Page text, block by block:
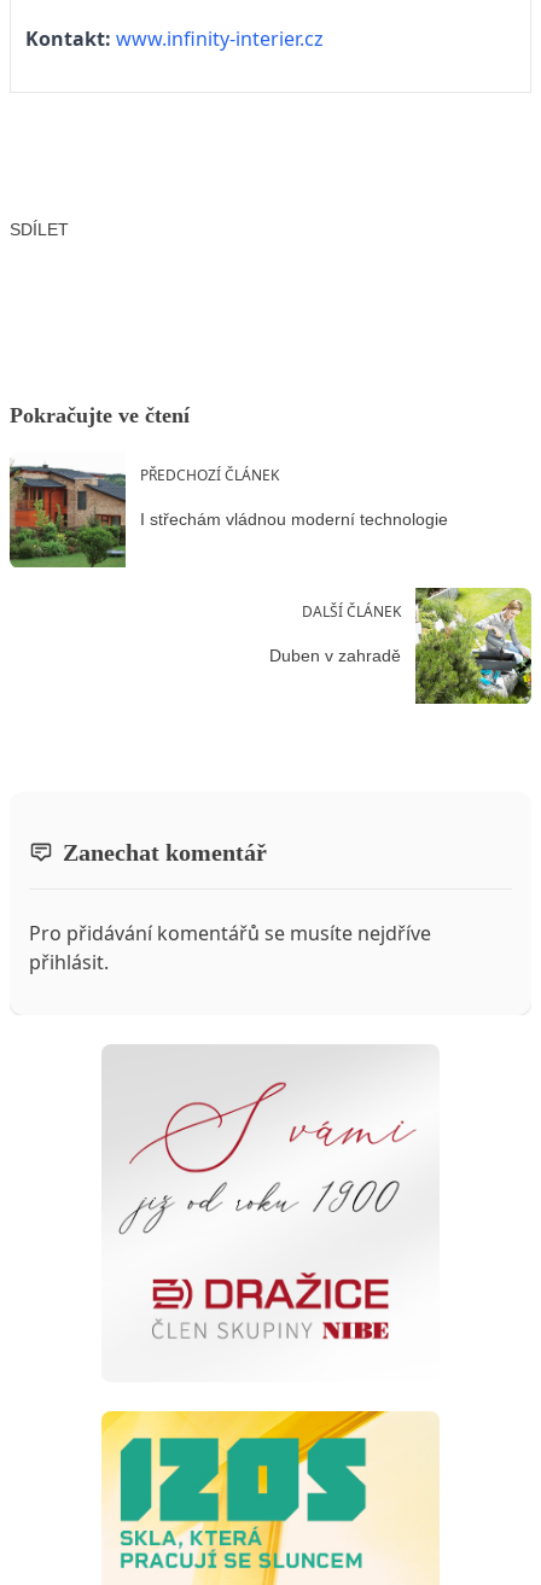
Kontakt: www.infinity-interier.cz
SDÍLET
Pokračujte ve čtení
PŘEDCHOZÍ ČLÁNEK
I střechám vládnou moderní technologie
DALŠÍ ČLÁNEK
Duben v zahradě
Zanechat komentář
Pro přidávání komentářů se musíte nejdříve
přihlásit.